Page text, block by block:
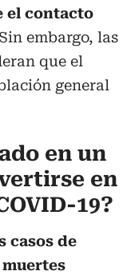
el contacto
embargo, las
que el
general
en un
en
19?
casos de